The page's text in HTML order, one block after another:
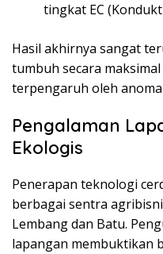
tingkat EC
Hasil akhirnya sangat
tumbuh secara
terpengaruh oleh
Pengalaman
Ekologis
Penerapan teknologi
berbagai sentra
Lembang dan Batu.
lapangan membuktikan